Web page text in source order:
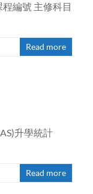
編號 主修科目
Read more
升學統計
Read more